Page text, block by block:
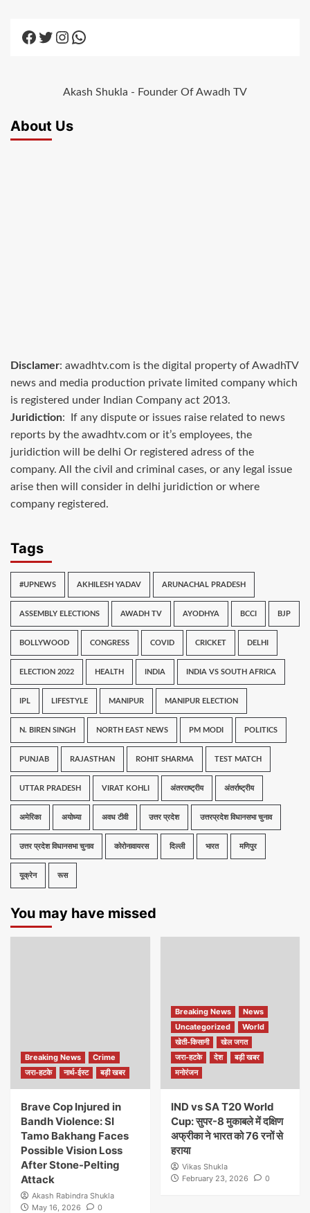
Facebook
Twitter
Instagram
WhatsApp
Akash Shukla - Founder Of Awadh TV
About Us
Disclamer: awadhtv.com is the digital property of AwadhTV
news and media production private limited company which
is registered under Indian Company act 2013.
Juridiction: If any dispute or issues raise related to news
reports by the awadhtv.com or it’s employees, the
juridiction will be delhi Or registered adress of the
company. All the civil and criminal cases, or any legal issue
arise then will consider in delhi juridiction or where
company registered.
Tags
#UPNEWS AKHILESH YADAV ARUNACHAL PRADESH
ASSEMBLY ELECTIONS AWADH TV AYODHYA BCCI BJP
BOLLYWOOD CONGRESS COVID CRICKET DELHI
ELECTION 2022 HEALTH INDIA INDIA VS SOUTH AFRICA
IPL LIFESTYLE MANIPUR MANIPUR ELECTION
N. BIREN SINGH NORTH EAST NEWS PM MODI POLITICS
PUNJAB RAJASTHAN ROHIT SHARMA TEST MATCH
UTTAR PRADESH VIRAT KOHLI अंतरराष्ट्रीय अंतर्राष्ट्रीय
अमेरिका अयोध्या अवध टीवी उत्तर प्रदेश उत्तरप्रदेश विधानसभा चुनाव
उत्तर प्रदेश विधानसभा चुनाव कोरोनावायरस दिल्ली भारत मणिपुर
यूक्रेन रूस
You may have missed
Breaking News
Crime
जरा-हटके
नार्थ-ईस्ट बड़ी खबर
Brave Cop Injured in
Bandh Violence: SI
Tamo Bakhang Faces
Possible Vision Loss
After Stone-Pelting
Attack
Akash Rabindra Shukla
May 16, 2026
0
Breaking News
News
Uncategorized
World
खेती-किसानी
खेल जगत
जरा-हटके
देश
बड़ी खबर
मनोरंजन
IND vs SA T20 World
Cup: सुपर-8 मुकाबले में दक्षिण
अफ्रीका ने भारत को 76 रनों से
हराया
Vikas Shukla
February 23, 2026
0